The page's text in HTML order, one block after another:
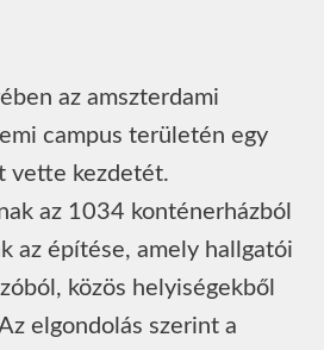
az amszterdami
campus területén egy
vette kezdetét.
az 1034 konténerházból
az építése, amely hallgatói
közös helyiségekből
elgondolás szerint a